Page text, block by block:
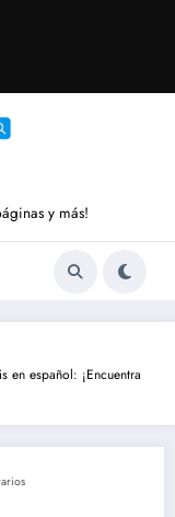
y más!
en español: ¡Encuentra